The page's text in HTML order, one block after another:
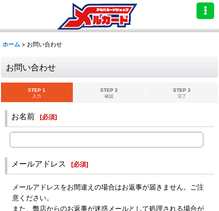
ホーム > お問い合わせ
お問い合わせ
STEP 1
入力
STEP 2
確認
STEP 3
完了
お名前 [必須]
メールアドレス [必須]
メールアドレスをお間違えの場合はお返事が届きません。ご注
意ください。
また、弊店からのお返事が迷惑メールとして処理される場合が